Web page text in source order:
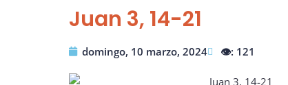
Juan 3, 14-21
domingo, 10 marzo, 2024 👁️: 121